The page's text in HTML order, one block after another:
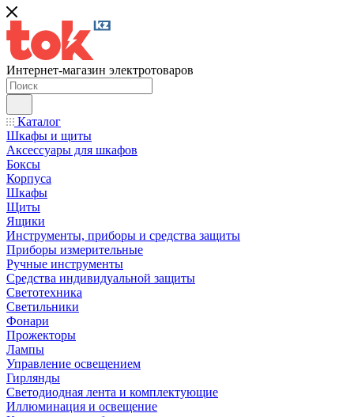
Интернет-магазин электротоваров
Каталог
Шкафы и щиты
Аксессуары для шкафов
Боксы
Корпуса
Шкафы
Щиты
Ящики
Инструменты, приборы и средства защиты
Приборы измерительные
Ручные инструменты
Средства индивидуальной защиты
Светотехника
Светильники
Фонари
Прожекторы
Лампы
Управление освещением
Гирлянды
Светодиодная лента и комплектующие
Иллюминация и освещение